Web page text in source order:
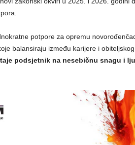
potpore za opremu
balansiraju između karijere i
podsjetnik na nesebičnu snagu i